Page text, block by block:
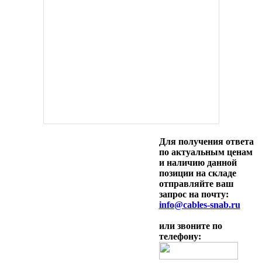
Для получения ответа
по актуальным ценам
и наличию данной
позиции на складе
отправляйте ваш
запрос на почту:
info@cables-snab.ru
или звоните по
телефону: